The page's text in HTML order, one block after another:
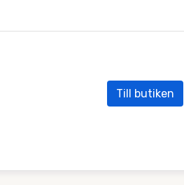
Till butiken